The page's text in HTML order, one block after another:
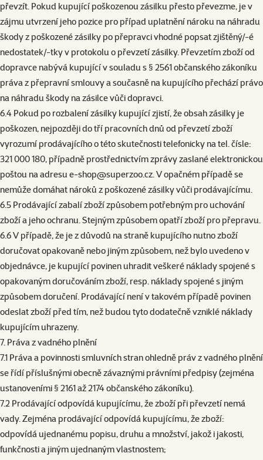
převzít. Pokud kupující poškozenou zásilku přesto převezme, je v
zájmu utvrzení jeho pozice pro případ uplatnění nároku na náhradu
škody z poškozené zásilky po přepravci vhodné popsat zjištěný/-é
nedostatek/-tky v protokolu o převzetí zásilky. Převzetím zboží od
dopravce nabývá kupující v souladu s § 2561 občanského zákoníku
práva z přepravní smlouvy a současně na kupujícího přechází právo
na náhradu škody na zásilce vůči dopravci.
6.4 Pokud po rozbalení zásilky kupující zjistí, že obsah zásilky je
poškozen, nejpozději do tří pracovních dnů od převzetí zboží
vyrozumí prodávajícího o této skutečnosti telefonicky na tel. čísle:
321 000 180, případně prostřednictvím zprávy zaslané elektronickou
poštou na adresu e-shop@superzoo.cz. V opačném případě se
nemůže domáhat nároků z poškozené zásilky vůči prodávajícímu.
6.5 Prodávající zabalí zboží způsobem potřebným pro uchování
zboží a jeho ochranu. Stejným způsobem opatří zboží pro přepravu.
6.6 V případě, že je z důvodů na straně kupujícího nutno zboží
doručovat opakovaně nebo jiným způsobem, než bylo uvedeno v
objednávce, je kupující povinen uhradit veškeré náklady spojené s
opakovaným doručováním zboží, resp. náklady spojené s jiným
způsobem doručení. Prodávající není v takovém případě povinen
odeslat zboží před tím, než budou tyto dodatečně vzniklé náklady
kupujícím uhrazeny.
7. Práva z vadného plnění
7.1 Práva a povinnosti smluvních stran ohledně práv z vadného plnění
se řídí příslušnými obecně závaznými právními předpisy (zejména
ustanoveními § 2161 až 2174 občanského zákoníku).
7.2 Prodávající odpovídá kupujícímu, že zboží při převzetí nemá
vady. Zejména prodávající odpovídá kupujícímu, že zboží:
odpovídá ujednanému popisu, druhu a množství, jakož i jakosti,
funkčnosti a jiným ujednaným vlastnostem;